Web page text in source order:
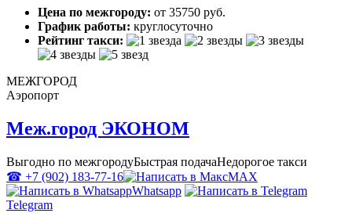
Цена по межгороду: от 35750 руб.
График работы: круглосуточно
Рейтинг такси:
МЕЖГОРОД
Аэропорт
Меж.город ЭКОНОМ
Выгодно по межгородуБыстрая подачаНедорогое такси
☎ +7 (902) 183-77-16
MAX
Whatsapp
Telegram